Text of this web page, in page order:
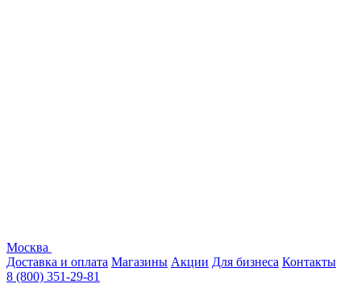
Москва
Доставка и оплата Магазины Акции Для бизнеса Контакты
8 (800) 351-29-81